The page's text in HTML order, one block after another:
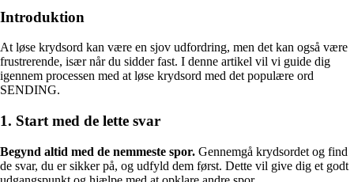
Introduktion
At løse krydsord kan være en sjov udfordring, men det kan også være
frustrerende, især når du sidder fast. I denne artikel vil vi guide dig
igennem processen med at løse krydsord med det populære ord
SENDING.
1. Start med de lette svar
Begynd altid med de nemmeste spor. Gennemgå krydsordet og find
de svar, du er sikker på, og udfyld dem først. Dette vil give dig et godt